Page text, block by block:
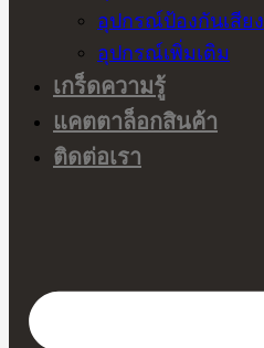
อุปกรณ์ป้องกันเสียง
อุปกรณ์เพิ่มเติม
เกร็ดความรู้
แคตตาล็อกสินค้า
ติดต่อเรา